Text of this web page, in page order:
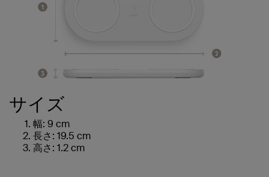
サイズ
幅: 9 cm
長さ: 19.5 cm
高さ: 1.2 cm